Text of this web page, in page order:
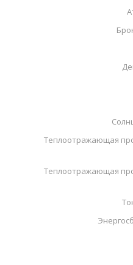
Теплоотражающая
Теплоотражающая